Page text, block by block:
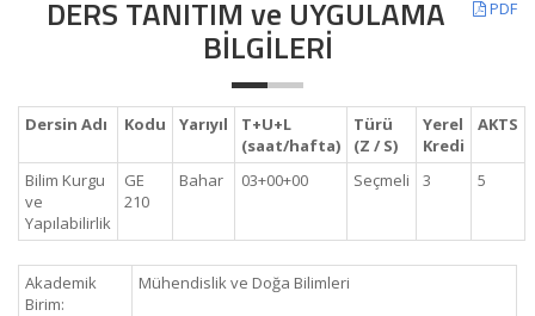
PDF
DERS TANITIM ve UYGULAMA
BİLGİLERİ
Dersin Adı Kodu Yarıyıl
T+U+L
(saat/hafta)
Türü
(Z / S)
Yerel
Kredi
AKTS
Bilim Kurgu
ve
Yapılabilirlik
GE
210
Bahar 03+00+00 Seçmeli 3 5
Akademik
Birim:
Mühendislik ve Doğa Bilimleri